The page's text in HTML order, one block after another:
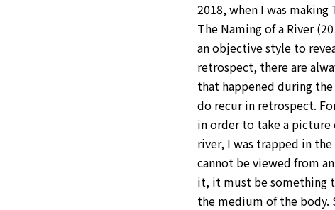
2018, when I was
The Naming of a River
an objective style to
retrospect, there are
that happened during
do recur in retrospect.
in order to take a
river, I was trapped in
cannot be viewed from
it, it must be something
the medium of the body.